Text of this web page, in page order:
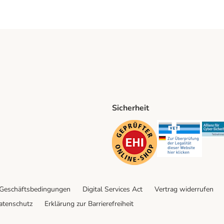
Method
Sicherheit
Security
Digital Services Act Vertrag widerrufen
Erklärung zur Barrierefreiheit